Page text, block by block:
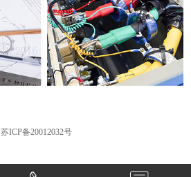
苏ICP备20012032号